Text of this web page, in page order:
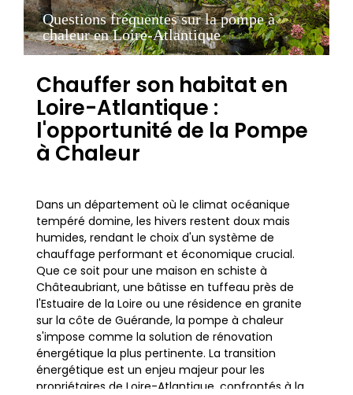
Questions fréquentes sur la pompe à
chaleur en Loire-Atlantique
Chauffer son habitat en
Loire-Atlantique :
l'opportunité de la Pompe
à Chaleur
Dans un département où le climat océanique
tempéré domine, les hivers restent doux mais
humides, rendant le choix d'un système de
chauffage performant et économique crucial.
Que ce soit pour une maison en schiste à
Châteaubriant, une bâtisse en tuffeau près de
l'Estuaire de la Loire ou une résidence en granite
sur la côte de Guérande, la pompe à chaleur
s'impose comme la solution de rénovation
énergétique la plus pertinente. La transition
énergétique est un enjeu majeur pour les
propriétaires de Loire-Atlantique, confrontés à la